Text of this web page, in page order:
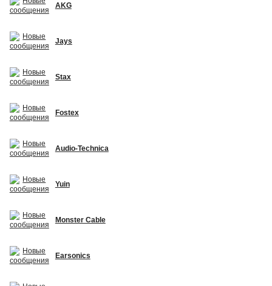
AKG
Jays
Stax
Fostex
Audio-Technica
Yuin
Monster Cable
Earsonics